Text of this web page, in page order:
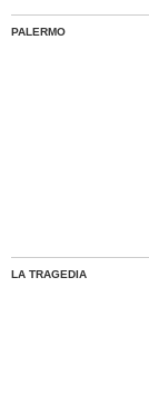
PALERMO
LA TRAGEDIA